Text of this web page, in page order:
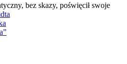
bez skazy, poświęcił swoje